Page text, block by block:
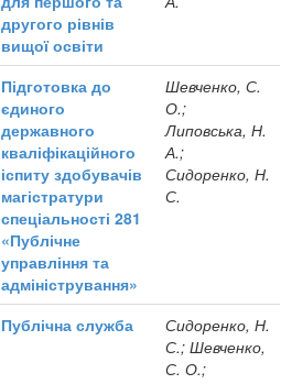
другого рівнів
вищої освіти
Підготовка до
єдиного
державного
кваліфікаційного
іспиту здобувачів
магістратури
спеціальності 281
«Публічне
управління та
адміністрування»
Шевченко, С.
О.;
Липовська, Н.
А.;
Сидоренко, Н.
С.
Публічна служба
Сидоренко, Н.
С.; Шевченко,
С. О.;